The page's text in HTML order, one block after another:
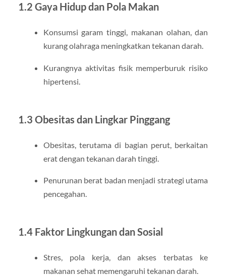
1.2 Gaya Hidup dan Pola Makan
Konsumsi garam tinggi, makanan olahan, dan
kurang olahraga meningkatkan tekanan darah.
Kurangnya aktivitas fisik memperburuk risiko
hipertensi.
1.3 Obesitas dan Lingkar Pinggang
Obesitas, terutama di bagian perut, berkaitan
erat dengan tekanan darah tinggi.
Penurunan berat badan menjadi strategi utama
pencegahan.
1.4 Faktor Lingkungan dan Sosial
Stres, pola kerja, dan akses terbatas ke
makanan sehat memengaruhi tekanan darah.